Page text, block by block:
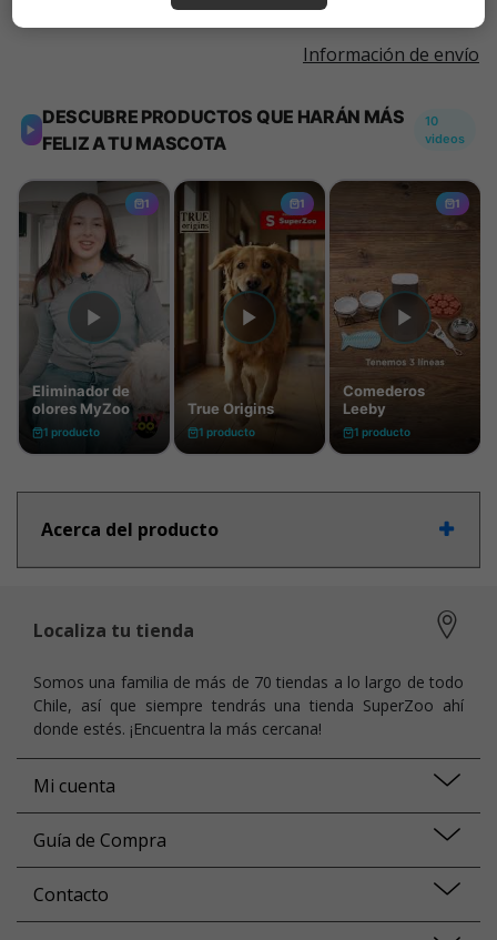
Información de envío
Acerca del producto
Localiza tu tienda
Somos una familia de más de 70 tiendas a lo largo de todo
Chile, así que siempre tendrás una tienda SuperZoo ahí
donde estés. ¡Encuentra la más cercana!
Mi cuenta
Guía de Compra
Contacto